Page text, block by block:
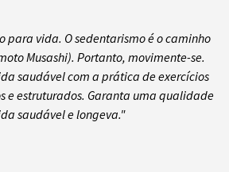
para vida. O sedentarismo é o caminho
Musashi). Portanto, movimente-se.
saudável com a prática de exercícios
e estruturados. Garanta uma qualidade
saudável e longeva."